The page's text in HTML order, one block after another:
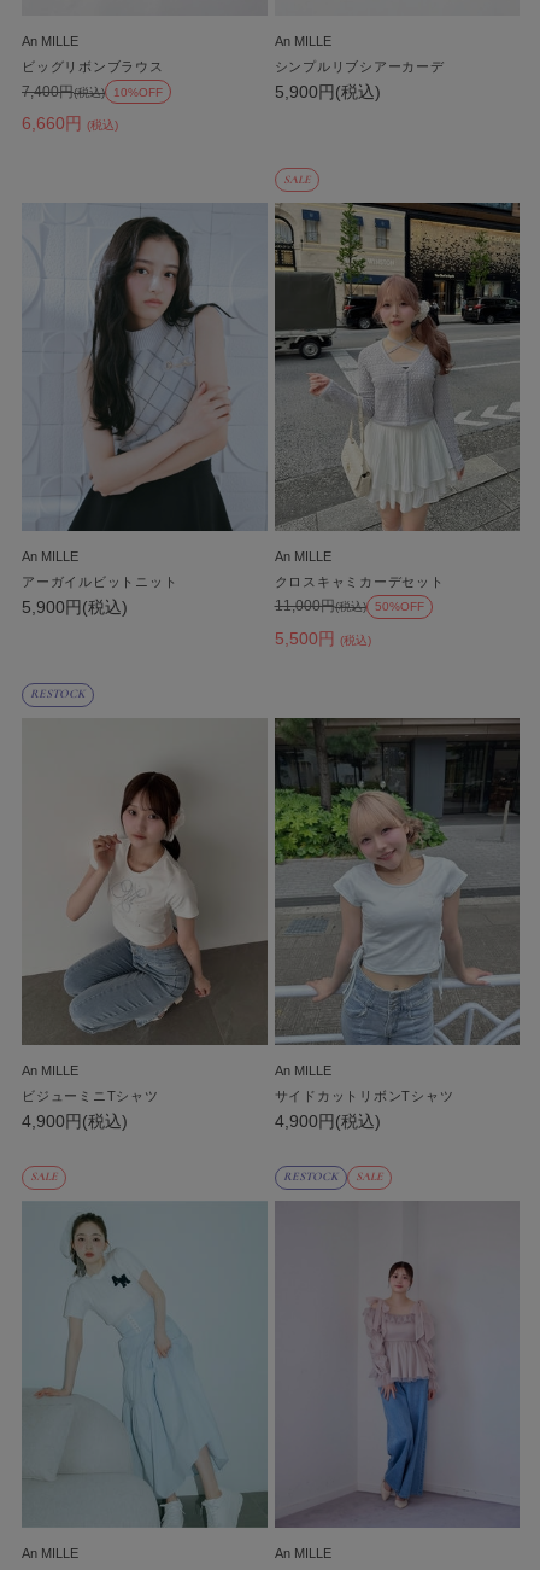
An MILLE
ビッグリボンブラウス
6,660円 (税込)
7,400円(税込) 10%OFF
An MILLE
シンプルリブシアーカーデ
5,900円(税込)
An MILLE
アーガイルビットニット
5,900円(税込)
SALE
An MILLE
クロスキャミカーデセット
5,500円 (税込)
11,000円(税込) 50%OFF
RESTOCK
An MILLE
ビジューミニTシャツ
4,900円(税込)
An MILLE
サイドカットリボンTシャツ
4,900円(税込)
SALE
An MILLE
RESTOCK SALE
An MILLE